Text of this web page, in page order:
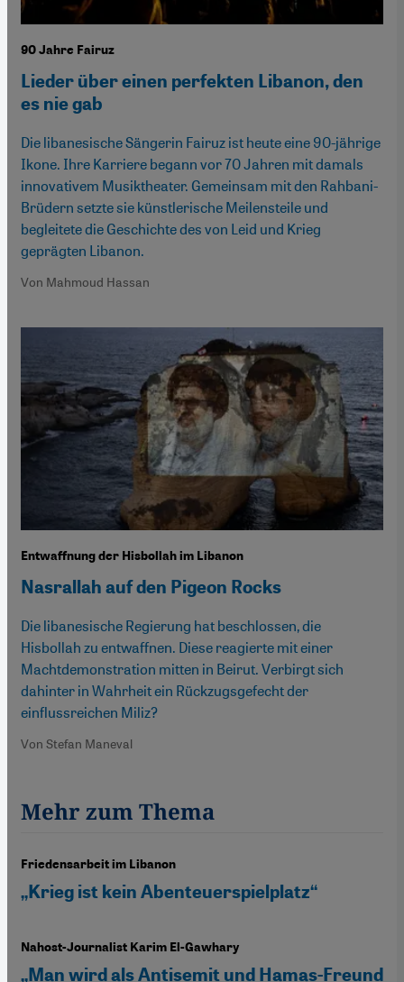
90 Jahre Fairuz
Lieder über einen perfekten Libanon, den
es nie gab
Die libanesische Sängerin Fairuz ist heute eine 90-jährige
Ikone. Ihre Karriere begann vor 70 Jahren mit damals
innovativem Musiktheater. Gemeinsam mit den Rahbani-
Brüdern setzte sie künstlerische Meilensteile und
begleitete die Geschichte des von Leid und Krieg
geprägten Libanon.
Von Mahmoud Hassan
Entwaffnung der Hisbollah im Libanon
Nasrallah auf den Pigeon Rocks
Die libanesische Regierung hat beschlossen, die
Hisbollah zu entwaffnen. Diese reagierte mit einer
Machtdemonstration mitten in Beirut. Verbirgt sich
dahinter in Wahrheit ein Rückzugsgefecht der
einflussreichen Miliz?
Von Stefan Maneval
Mehr zum Thema
Friedensarbeit im Libanon
„Krieg ist kein Abenteuerspielplatz“
Nahost-Journalist Karim El-Gawhary
„Man wird als Antisemit und Hamas-Freund